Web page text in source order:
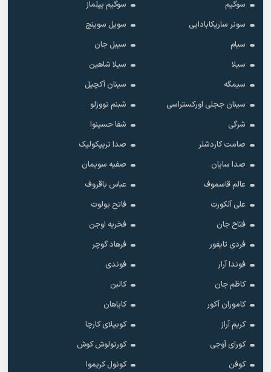
سوگیم
سوگیم ییلماز
سونر ساریکابادایی
سویل سوینچ
سیام
سیبل جان
سیلا
سیلا شاهین
سیمگه
سینان آکچیل
سینان ججلی اورکستراسی
شبنم تووزلو
شرگی
شفا حسینوا
صامت کاردشلر
صدا تریپکولیک
صدا سایان
صفیه سویمان
عالم قاسموف
عباس باقروف
علی آلکورت
فاتح بولوت
فتاح جان
فخریه اوجن
فردی تایفور
فرهاد گوچر
فوندا آرار
فوندی
کاظم جان
کالبن
کاموران آکور
کایاهان
کریم آراز
کوبیلای کارچا
کورای آوجی
کورتولوش کوش
کوفن
کونول کریموا